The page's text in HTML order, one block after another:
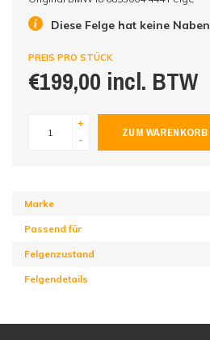
Diese Felge hat keine
PREIS PRO STÜCK
€199,00 incl. BTW
+
-
ZUM
Marke
Passend für
Felgenzustand
Felgendetails